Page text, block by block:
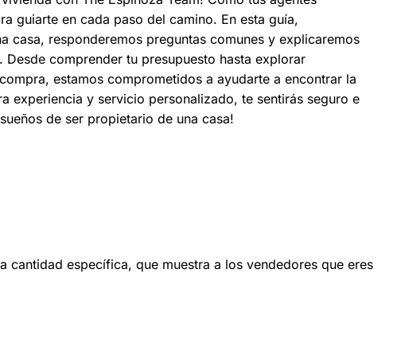
guiarte en cada paso del camino. En esta guía,
casa, responderemos preguntas comunes y explicaremos
comprender tu presupuesto hasta explorar
estamos comprometidos a ayudarte a encontrar la
experiencia y servicio personalizado, te sentirás seguro e
de ser propietario de una casa!
cantidad específica, que muestra a los vendedores que eres